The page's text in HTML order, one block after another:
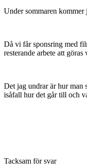
Under sommaren
Då vi får sponsring med
resterande arbete att
Det jag undrar är hur man
isåfall hur det går till och
Tacksam för svar